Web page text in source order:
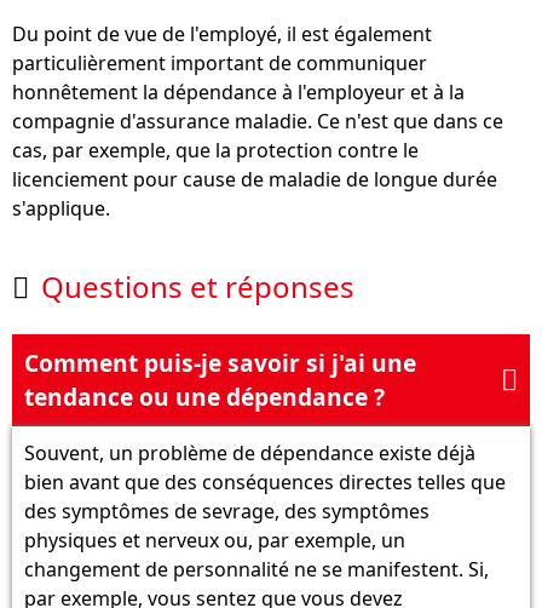
Du point de vue de l'employé, il est également
particulièrement important de communiquer
honnêtement la dépendance à l'employeur et à la
compagnie d'assurance maladie. Ce n'est que dans ce
cas, par exemple, que la protection contre le
licenciement pour cause de maladie de longue durée
s'applique.
 Questions et réponses
Comment puis-je savoir si j'ai une
tendance ou une dépendance ?

Souvent, un problème de dépendance existe déjà
bien avant que des conséquences directes telles que
des symptômes de sevrage, des symptômes
physiques et nerveux ou, par exemple, un
changement de personnalité ne se manifestent. Si,
par exemple, vous sentez que vous devez